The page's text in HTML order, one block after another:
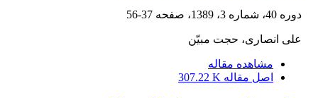
دوره 40، شماره 3، 1389، صفحه 37-56
علی انصاری، حجت مبیّن
مشاهده مقاله
اصل مقاله 307.22 K